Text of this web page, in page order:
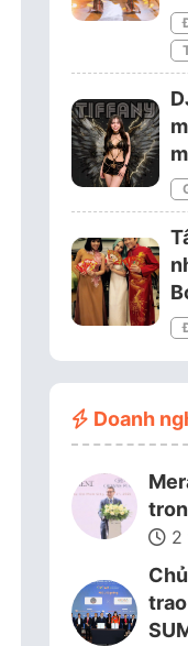
Doanh
2